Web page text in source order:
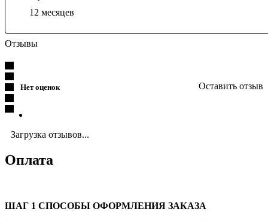
12 месяцев
Отзывы
Нет оценок Оставить отзыв
Загрузка отзывов...
Оплата
ШАГ 1 СПОСОБЫ ОФОРМЛЕНИЯ ЗАКАЗА